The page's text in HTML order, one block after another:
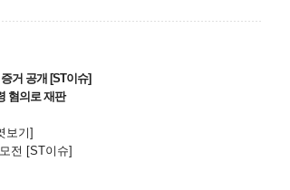
거 공개 [ST이슈]
혐의로 재판
보기]
전 [ST이슈]